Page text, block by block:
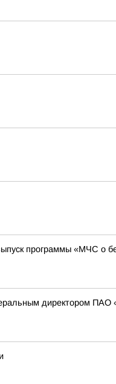
программы «МЧС о
директором